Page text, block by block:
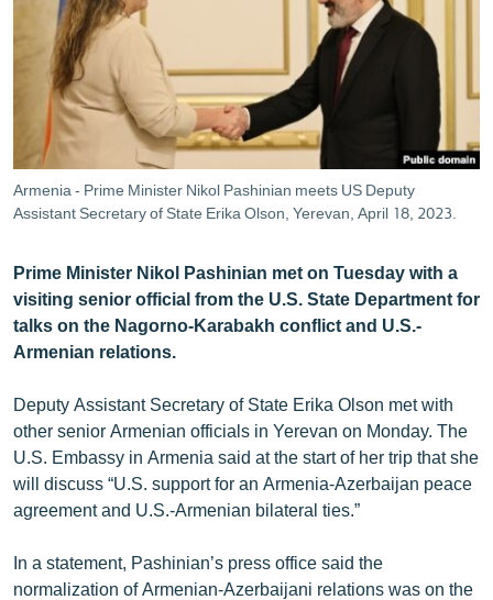
ՊԱՏԵՐԱԶՄԻ 6 ՇԱԲԱԹՆԵՐԸ
ՏԱՐԱԾԱՇՐՋԱՆ
ՄԻՋԱԶԳԱՅԻՆ
ՄՇԱԿՈՒՅԹ
ՍՊՈՐՏ
ՄԵԿՆԱԲԱՆՈՒԹՅՈՒՆ
ԿՈՐՈՆԱՎԻՐՈՒՍ
ԱՐԽԻՎ
ԲԱՆԱՎԵՃ
ՁԳՏԵԼՈՎ ԼԱՎԱԳՈՒՅՆԻՆ
ՓՈԴՔԱՍԹ
English
Armenia - Prime Minister Nikol Pashinian meets US Deputy
Assistant Secretary of State Erika Olson, Yerevan, April 18, 2023.
Prime Minister Nikol Pashinian met on Tuesday with a
visiting senior official from the U.S. State Department for
talks on the Nagorno-Karabakh conflict and U.S.-
Armenian relations.
Deputy Assistant Secretary of State Erika Olson met with
other senior Armenian officials in Yerevan on Monday. The
U.S. Embassy in Armenia said at the start of her trip that she
will discuss “U.S. support for an Armenia-Azerbaijan peace
agreement and U.S.-Armenian bilateral ties.”
In a statement, Pashinian’s press office said the
normalization of Armenian-Azerbaijani relations was on the